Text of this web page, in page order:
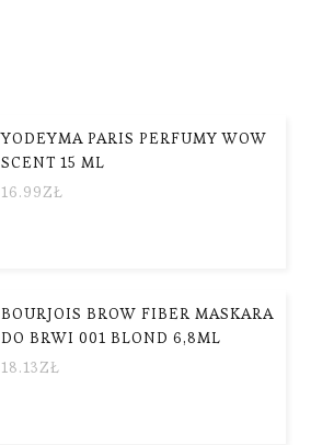
YODEYMA PARIS PERFUMY WOW
SCENT 15 ML
16.99ZŁ
BOURJOIS BROW FIBER MASKARA
DO BRWI 001 BLOND 6,8ML
18.13ZŁ